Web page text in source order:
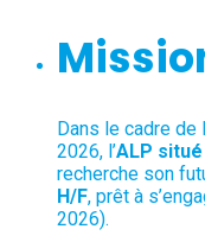
Dans le cadre
2026, l’ALP situé
recherche son
H/F, prêt à
2026).